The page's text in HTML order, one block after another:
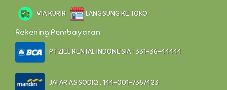
VIA KURIR LANGSUNG KE TOKO
Rekening Pembayaran
PT ZIEL RENTAL INDONESIA : 331-36-44444
JAFAR ASSODIQ : 144-001-7367423